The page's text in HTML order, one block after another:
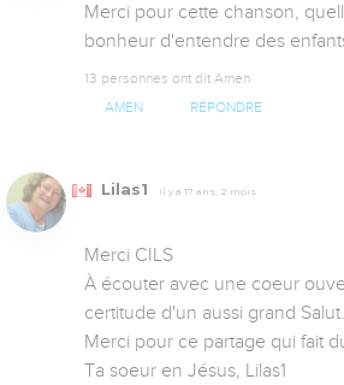
Merci pour cette chanson,
bonheur d'entendre des
13 personnes ont dit Amen
AMEN RÉPONDRE
Lilas1 Il y a 17 ans, 2 mois
Merci CILS
À écouter avec une coeur
certitude d'un aussi grand Salut.
Merci pour ce partage qui fait
Ta soeur en Jésus, Lilas1